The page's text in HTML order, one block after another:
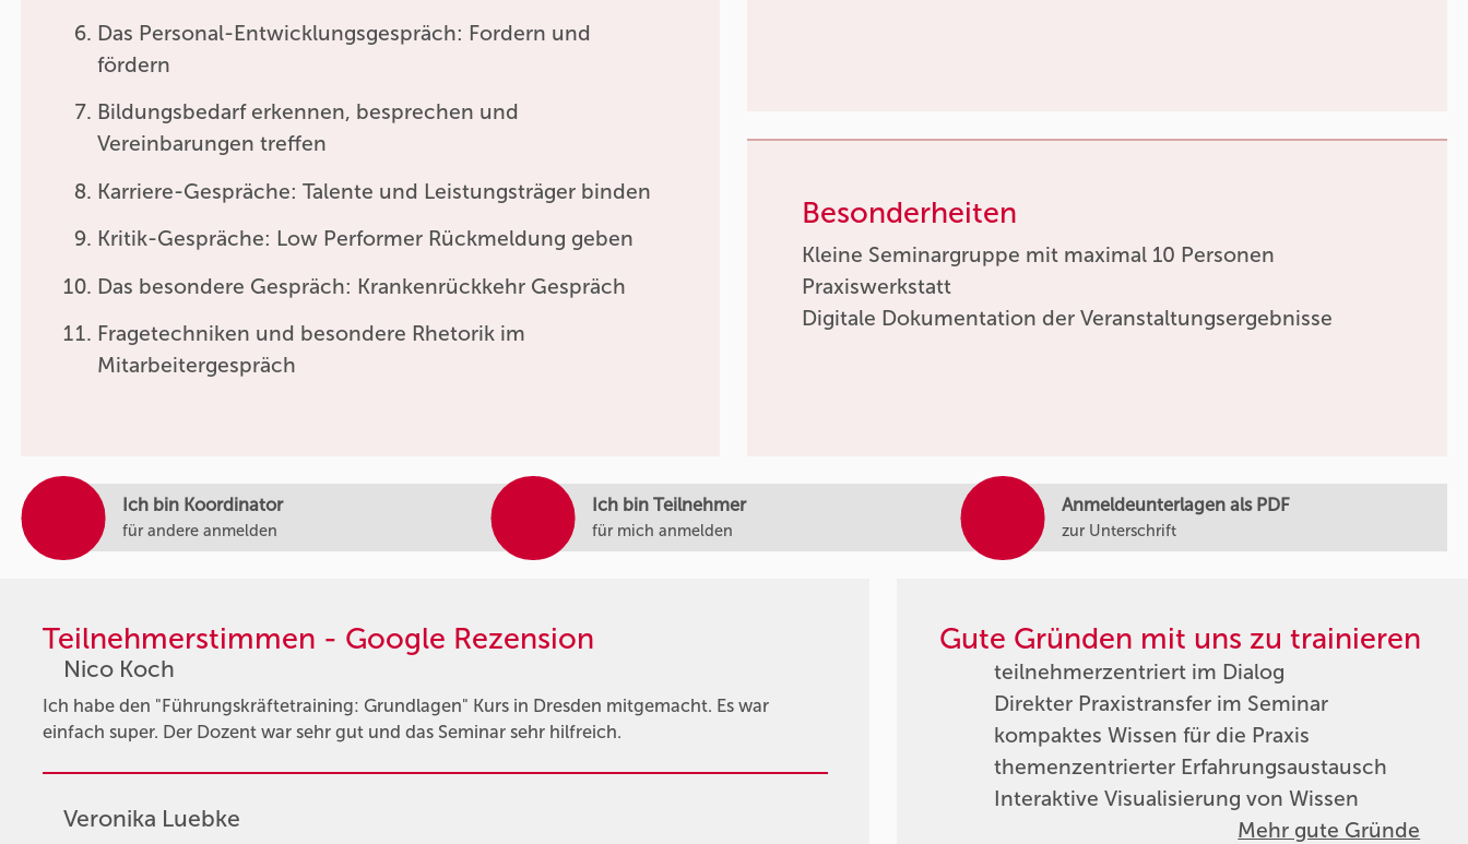
Ich bin Koordinator
für andere anmelden
Ich bin Teilnehmer
für mich anmelden
Anmeldeunterlagen als PDF
zur Unterschrift
Das Personal-Entwicklungsgespräch: Fordern und
fördern
Bildungsbedarf erkennen, besprechen und
Vereinbarungen treffen
Karriere-Gespräche: Talente und Leistungsträger binden
Kritik-Gespräche: Low Performer Rückmeldung geben
Das besondere Gespräch: Krankenrückkehr Gespräch
Fragetechniken und besondere Rhetorik im
Mitarbeitergespräch
Besonderheiten
Kleine Seminargruppe mit maximal 10 Personen
Praxiswerkstatt
Digitale Dokumentation der Veranstaltungsergebnisse
Teilnehmerstimmen - Google Rezension
Nico Koch
Ich habe den "Führungskräftetraining: Grundlagen" Kurs in Dresden mitgemacht. Es war
einfach super. Der Dozent war sehr gut und das Seminar sehr hilfreich.
Veronika Luebke
Gute Gründen mit uns zu trainieren
teilnehmerzentriert im Dialog
Direkter Praxistransfer im Seminar
kompaktes Wissen für die Praxis
themenzentrierter Erfahrungsaustausch
Interaktive Visualisierung von Wissen
Mehr gute Gründe